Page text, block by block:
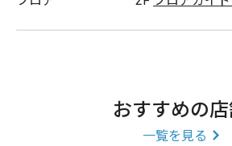
おすすめの
一覧を見る